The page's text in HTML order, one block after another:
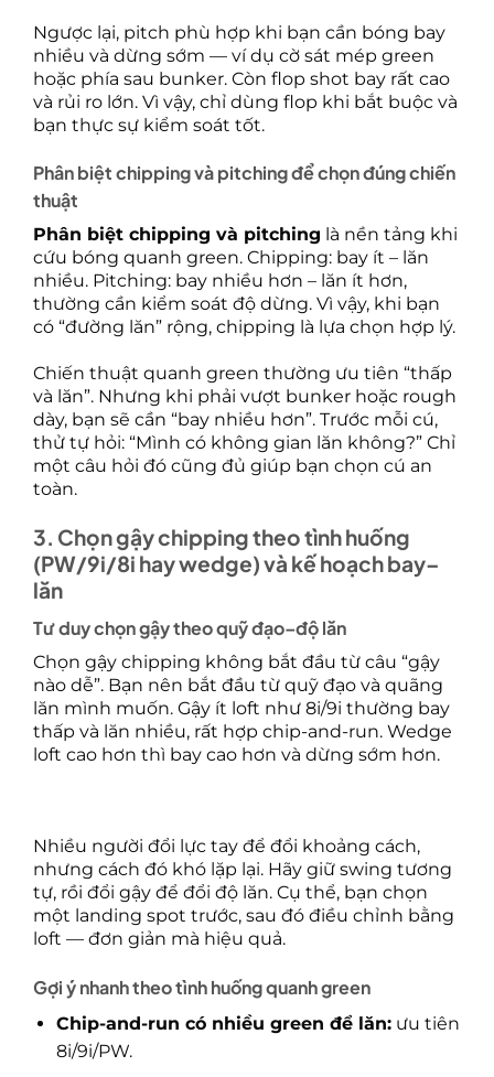
Ngược lại, pitch phù hợp khi bạn cần bóng bay
nhiều và dừng sớm — ví dụ cờ sát mép green
hoặc phía sau bunker. Còn flop shot bay rất cao
và rủi ro lớn. Vì vậy, chỉ dùng flop khi bắt buộc và
bạn thực sự kiểm soát tốt.
Phân biệt chipping và pitching để chọn đúng chiến
thuật
Phân biệt chipping và pitching là nền tảng khi
cứu bóng quanh green. Chipping: bay ít – lăn
nhiều. Pitching: bay nhiều hơn – lăn ít hơn,
thường cần kiểm soát độ dừng. Vì vậy, khi bạn
có “đường lăn” rộng, chipping là lựa chọn hợp lý.
Chiến thuật quanh green thường ưu tiên “thấp
và lăn”. Nhưng khi phải vượt bunker hoặc rough
dày, bạn sẽ cần “bay nhiều hơn”. Trước mỗi cú,
thử tự hỏi: “Mình có không gian lăn không?” Chỉ
một câu hỏi đó cũng đủ giúp bạn chọn cú an
toàn.
3. Chọn gậy chipping theo tình huống
(PW/9i/8i hay wedge) và kế hoạch bay–
lăn
Tư duy chọn gậy theo quỹ đạo–độ lăn
Chọn gậy chipping không bắt đầu từ câu “gậy
nào dễ”. Bạn nên bắt đầu từ quỹ đạo và quãng
lăn mình muốn. Gậy ít loft như 8i/9i thường bay
thấp và lăn nhiều, rất hợp chip-and-run. Wedge
loft cao hơn thì bay cao hơn và dừng sớm hơn.
Nhiều người đổi lực tay để đổi khoảng cách,
nhưng cách đó khó lặp lại. Hãy giữ swing tương
tự, rồi đổi gậy để đổi độ lăn. Cụ thể, bạn chọn
một landing spot trước, sau đó điều chỉnh bằng
loft — đơn giản mà hiệu quả.
Gợi ý nhanh theo tình huống quanh green
Chip-and-run có nhiều green để lăn:ưu tiên
8i/9i/PW.